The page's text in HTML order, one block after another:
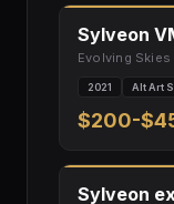
Sylveon
Evolving Skies
2021 Alt Art
$200-
Sylveon